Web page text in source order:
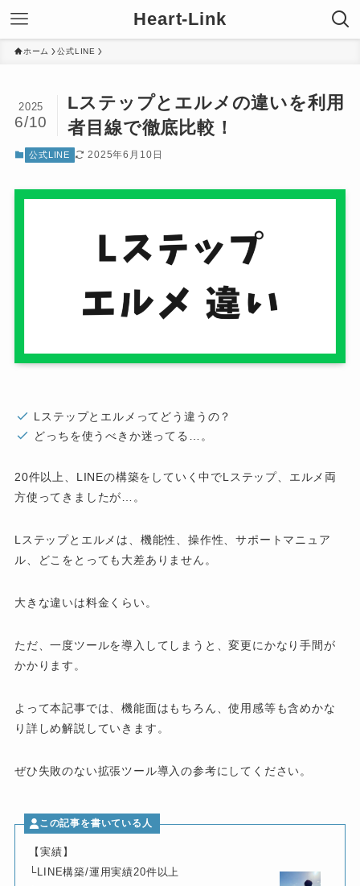
Heart-Link
ホーム 公式LINE
Lステップとエルメの違いを利用
者目線で徹底比較！
2025
6/10
公式LINE 2025年6月10日
Lステップとエルメってどう違うの？
どっちを使うべきか迷ってる…。
20件以上、LINEの構築をしていく中でLステップ、エルメ両
方使ってきましたが…。
Lステップとエルメは、機能性、操作性、サポートマニュア
ル、どこをとっても大差ありません。
大きな違いは料金くらい。
ただ、一度ツールを導入してしまうと、変更にかなり手間が
かかります。
よって本記事では、機能面はもちろん、使用感等も含めかな
り詳しめ解説していきます。
ぜひ失敗のない拡張ツール導入の参考にしてください。
この記事を書いている人
【実績】
└LINE構築/運用実績20件以上